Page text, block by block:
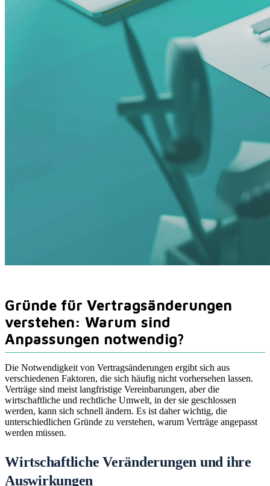
Gründe für Vertragsänderungen
verstehen: Warum sind
Anpassungen notwendig?
Die Notwendigkeit von Vertragsänderungen ergibt sich aus
verschiedenen Faktoren, die sich häufig nicht vorhersehen lassen.
Verträge sind meist langfristige Vereinbarungen, aber die
wirtschaftliche und rechtliche Umwelt, in der sie geschlossen
werden, kann sich schnell ändern. Es ist daher wichtig, die
unterschiedlichen Gründe zu verstehen, warum Verträge angepasst
werden müssen.
Wirtschaftliche Veränderungen und ihre
Auswirkungen